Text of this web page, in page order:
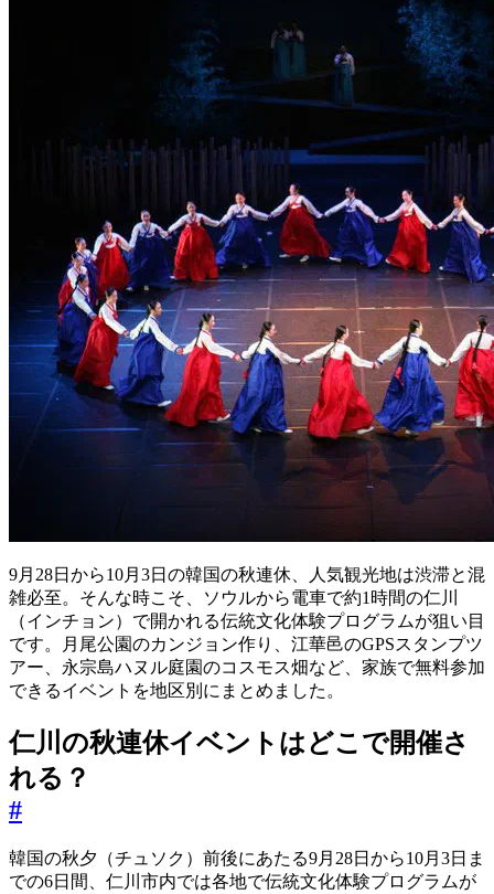
9月28日から10月3日の韓国の秋連休、人気観光地は渋滞と混
雑必至。そんな時こそ、ソウルから電車で約1時間の仁川
（インチョン）で開かれる伝統文化体験プログラムが狙い目
です。月尾公園のカンジョン作り、江華邑のGPSスタンプツ
アー、永宗島ハヌル庭園のコスモス畑など、家族で無料参加
できるイベントを地区別にまとめました。
仁川の秋連休イベントはどこで開催さ
れる？
#
韓国の秋夕（チュソク）前後にあたる9月28日から10月3日ま
での6日間、仁川市内では各地で伝統文化体験プログラムが